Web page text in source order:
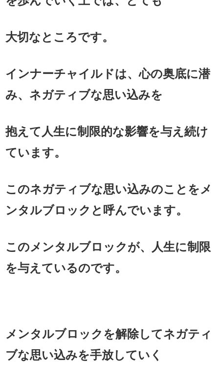
大切なところです。
インナーチャイルドは、心の奥底に潜
み、ネガティブな思い込みを
抱えて人生に制限的な影響を与え続け
ています。
このネガティブな思い込みのことをメ
ンタルブロックと呼んでいます。
このメンタルブロックが、人生に制限
を与えているのです。
メンタルブロックを解除してネガティ
ブな思い込みを手放していく